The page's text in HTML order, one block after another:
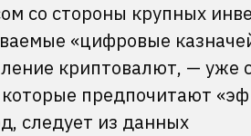
со стороны крупных
«цифровые
криптовалют, — уже
предпочитают
следует из данных